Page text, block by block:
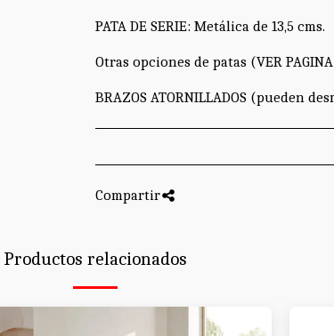
PATA DE SERIE: Metálica de 13,5 cms.
Otras opciones de patas (VER
BRAZOS ATORNILLADOS (pueden
Compartir
Productos relacionados